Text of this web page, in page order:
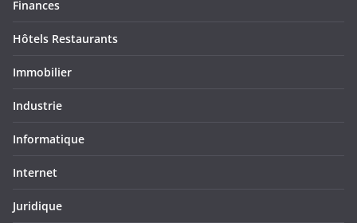
Finances
Hôtels Restaurants
Immobilier
Industrie
Informatique
Internet
Juridique